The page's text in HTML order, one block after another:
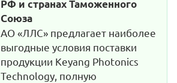
РФ и странах Таможенного
Союза
АО «ЛЛС» предлагает наиболее
выгодные условия поставки
продукции Keyang Photonics
Technology, полную